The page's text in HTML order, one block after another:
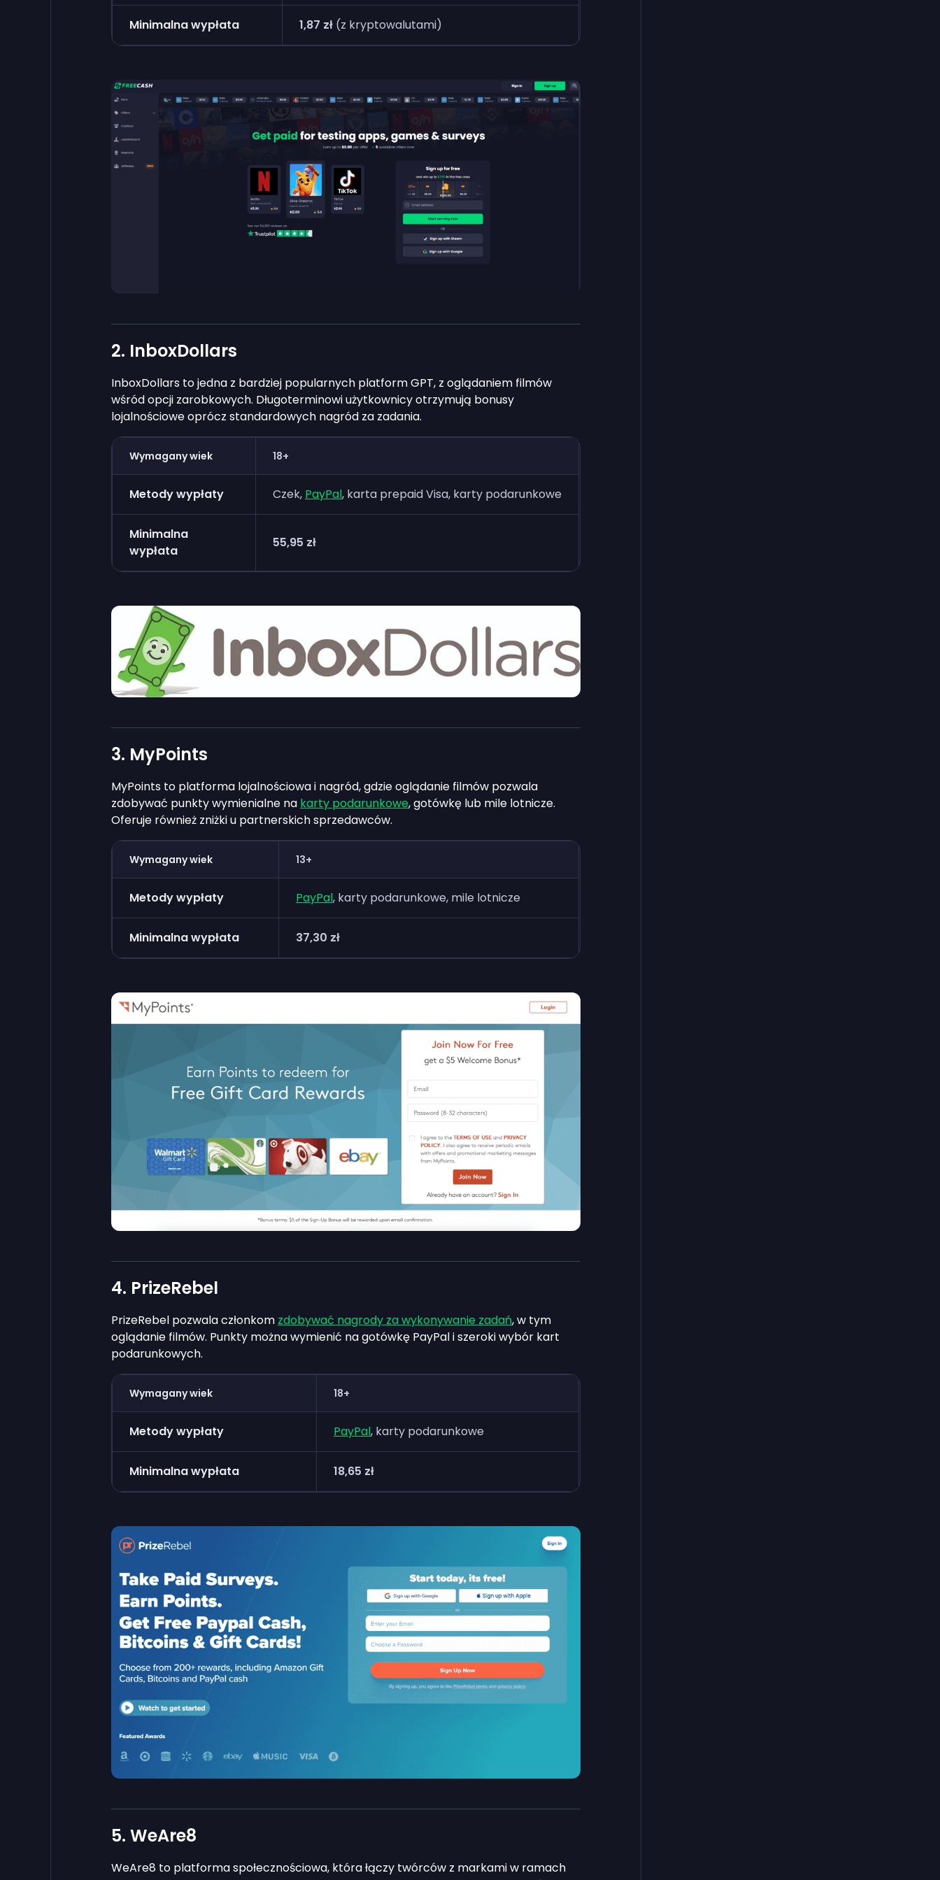
Minimalna wypłata 1,87 zł (z kryptowalutami)
2. InboxDollars
InboxDollars to jedna z bardziej popularnych platform GPT, z oglądaniem filmów
wśród opcji zarobkowych. Długoterminowi użytkownicy otrzymują bonusy
lojalnościowe oprócz standardowych nagród za zadania.
Wymagany wiek 18+
Metody wypłaty Czek, PayPal, karta prepaid Visa, karty podarunkowe
Minimalna
wypłata
55,95 zł
3. MyPoints
MyPoints to platforma lojalnościowa i nagród, gdzie oglądanie filmów pozwala
zdobywać punkty wymienialne na karty podarunkowe, gotówkę lub mile lotnicze.
Oferuje również zniżki u partnerskich sprzedawców.
Wymagany wiek 13+
Metody wypłaty PayPal, karty podarunkowe, mile lotnicze
Minimalna wypłata 37,30 zł
4. PrizeRebel
PrizeRebel pozwala członkom zdobywać nagrody za wykonywanie zadań, w tym
oglądanie filmów. Punkty można wymienić na gotówkę PayPal i szeroki wybór kart
podarunkowych.
Wymagany wiek 18+
Metody wypłaty PayPal, karty podarunkowe
Minimalna wypłata 18,65 zł
5. WeAre8
WeAre8 to platforma społecznościowa, która łączy twórców z markami w ramach